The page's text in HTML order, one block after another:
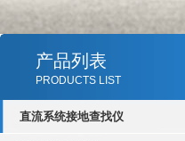
产品列表
PRODUCTS LIST
直流系统接地查找仪